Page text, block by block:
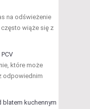
na odświeżenie
wiąże się z
które może
odpowiednim
blatem kuchennym